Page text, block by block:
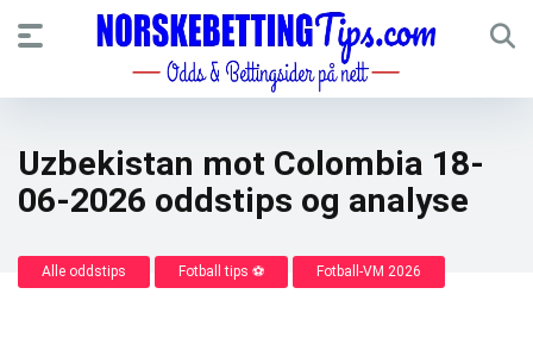
Uzbekistan mot Colombia 18-
06-2026 oddstips og analyse
Alle oddstips Fotball tips ⚽ Fotball-VM 2026